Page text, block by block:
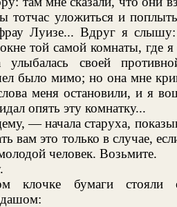
тотчас уложиться и
Луизе... Вдруг я слышу:
той самой комнаты, где
улыбалась своей
было мимо; но она мне
меня остановили, и я
опять эту комнатку...
— начала старуха,
вам это только в случае,
человек. Возьмите.
клочке бумаги стояли